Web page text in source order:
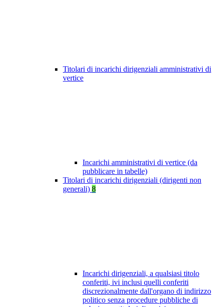
Titolari di incarichi dirigenziali amministrativi di
vertice
Incarichi amministrativi di vertice (da
pubblicare in tabelle)
Titolari di incarichi dirigenziali (dirigenti non
generali) 8
Incarichi dirigenziali, a qualsiasi titolo
conferiti, ivi inclusi quelli conferiti
discrezionalmente dall'organo di indirizzo
politico senza procedure pubbliche di